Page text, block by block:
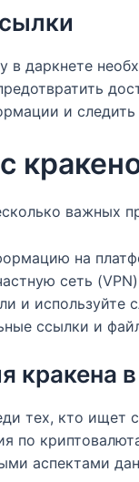
в даркнете
и следить
важных
на
сеть
и
ссылки и
кракена
тех, кто
по
аспектами